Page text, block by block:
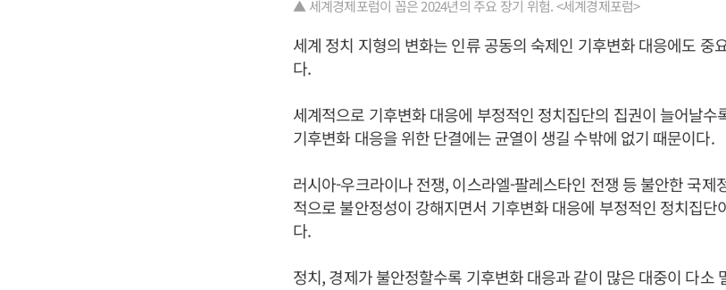
▲ 세계경제포럼이 꼽은 2024년의 주요 장기 위험. <세계경제포럼>
세계 정치 지형의 변화는 인류 공동의 숙제인 기후변화 대응에도 중
다.
세계적으로 기후변화 대응에 부정적인 정치집단의 집권이 늘어날수
기후변화 대응을 위한 단결에는 균열이 생길 수밖에 없기 때문이다.
러시아-우크라이나 전쟁, 이스라엘-팔레스타인 전쟁 등 불안한 국제
적으로 불안정성이 강해지면서 기후변화 대응에 부정적인 정치집단
다.
정치, 경제가 불안정할수록 기후변화 대응과 같이 많은 대중이 다소